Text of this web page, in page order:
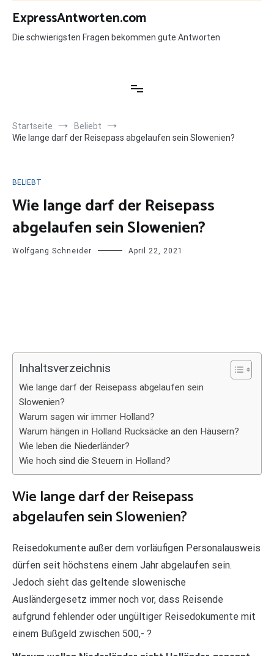
Zum
Inhalt
springen
ExpressAntworten.com
Die schwierigsten Fragen bekommen gute Antworten
Startseite
Beliebt
Wie lange darf der Reisepass abgelaufen sein Slowenien?
BELIEBT
Wie lange darf der Reisepass
abgelaufen sein Slowenien?
Wolfgang Schneider April 22, 2021
Inhaltsverzeichnis
Wie lange darf der Reisepass abgelaufen sein
Slowenien?
Warum sagen wir immer Holland?
Warum hängen in Holland Rucksäcke an den Häusern?
Wie leben die Niederländer?
Wie hoch sind die Steuern in Holland?
Wie lange darf der Reisepass
abgelaufen sein Slowenien?
Reisedokumente außer dem vorläufigen Personalausweis
dürfen seit höchstens einem Jahr abgelaufen sein.
Jedoch sieht das geltende slowenische
Ausländergesetz immer noch vor, dass Reisende
aufgrund fehlender oder ungültiger Reisedokumente mit
einem Bußgeld zwischen 500,- ?